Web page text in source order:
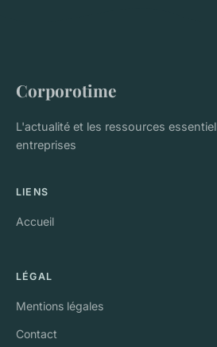
Corporotime
L'actualité et les ressources
entreprises
LIENS
Accueil
LÉGAL
Mentions légales
Contact